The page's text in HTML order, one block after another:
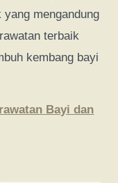
mengandung
terbaik
kembang bayi
Bayi dan